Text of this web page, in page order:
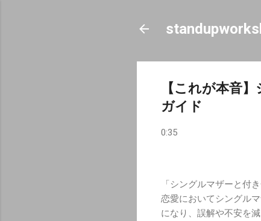
【これが本音
ガイド
0:35
「シングルマザーと付
恋愛においてシングル
になり、誤解や不安を